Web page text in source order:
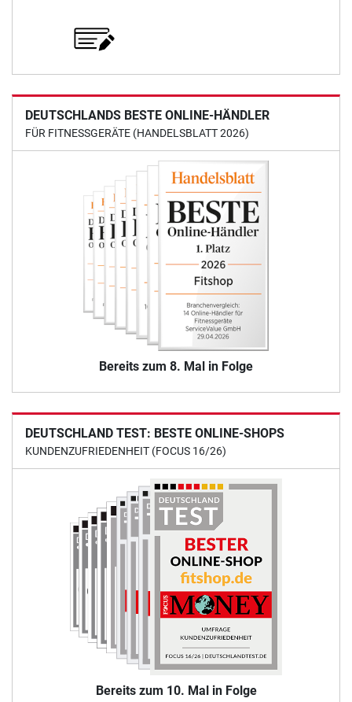
DEUTSCHLANDS BESTE ONLINE-HÄNDLER
FÜR FITNESSGERÄTE (HANDELSBLATT 2026)
Bereits zum 8. Mal in Folge
DEUTSCHLAND TEST: BESTE ONLINE-SHOPS
KUNDENZUFRIEDENHEIT (FOCUS 16/26)
Bereits zum 10. Mal in Folge